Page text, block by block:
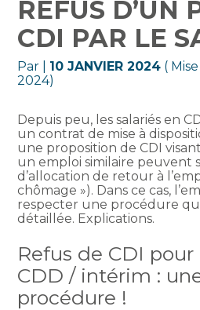
REFUS D’UN
CDI PAR LE
Par 10 JANVIER 2024 (
2024)
Depuis peu, les salariés en
un contrat de mise à
une proposition de CDI
un emploi similaire peuvent
d’allocation de retour à
chômage »). Dans ce cas,
respecter une procédure
détaillée. Explications.
Refus de CDI pour
CDD / intérim :
procédure !